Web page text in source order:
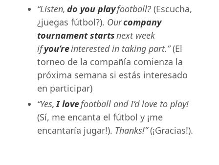
“Listen, do you playfootball? (Escucha,
¿juegas fútbol?). Ourcompany
tournament startsnext week
ifyou’reinterested in taking part.”(El
torneo de la compañía comienza la
próxima semana si estás interesado
en participar)
“Yes,I lovefootball and I’d love to play!
(Sí, me encanta el fútbol y ¡me
encantaría jugar!). Thanks!”(¡Gracias!).